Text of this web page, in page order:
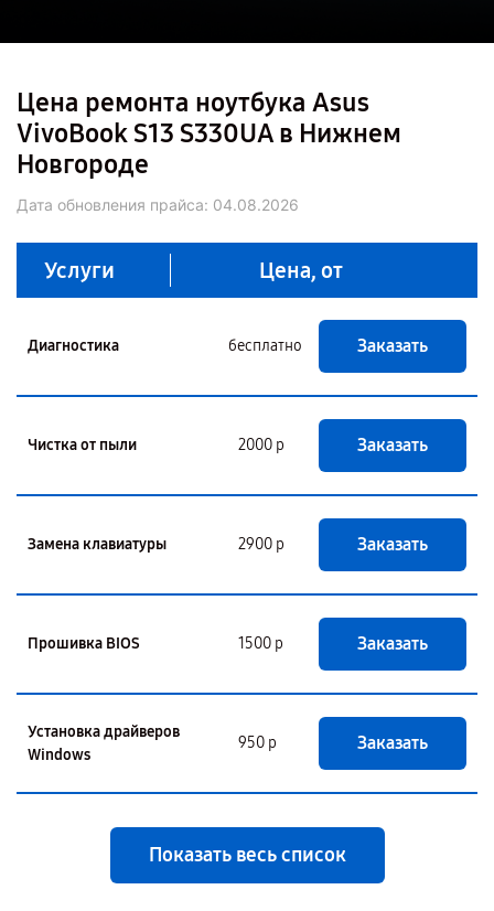
Цена ремонта ноутбука Asus
VivoBook S13 S330UA в Нижнем
Новгороде
Дата обновления прайса: 04.08.2026
Услуги Цена, от
Диагностика бесплатно Заказать
Чистка от пыли 2000 р Заказать
Замена клавиатуры 2900 р Заказать
Прошивка BIOS 1500 р Заказать
Установка драйверов
Windows
950 р Заказать
Показать весь список